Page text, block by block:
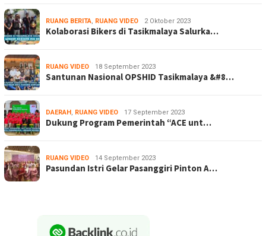
RUANG BERITA, RUANG VIDEO 2 Oktober 2023
Kolaborasi Bikers di Tasikmalaya Salurka…
RUANG VIDEO 18 September 2023
Santunan Nasional OPSHID Tasikmalaya &#8…
DAERAH , RUANG VIDEO 17 September 2023
Dukung Program Pemerintah “ACE unt…
RUANG VIDEO 14 September 2023
Pasundan Istri Gelar Pasanggiri Pinton A…